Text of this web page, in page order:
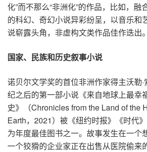
化”而不那么“非洲化”的作品，比如，
的科幻、奇幻小说异彩纷呈，以音乐和
说崭露头角，非虚构文类作品佳作迭出。
国家、民族和历史叙事小说
诺贝尔文学奖的首位非洲作家得主沃勒
纪之后的第一部小说《来自地球上最幸
史》（Chronicles from the Land of the
Earth，2021）被《纽约时报》《时代
为年度最佳图书之一。故事发生在一个
一个狡猾的企业家正在出售从医院偷来